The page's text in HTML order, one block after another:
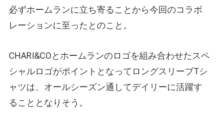
必ずホームランに立ち寄ることから今回のコラボ
レーションに至ったとのこと。
CHARI&COとホームランのロゴを組み合わせたスペ
シャルロゴがポイントとなってロングスリーブTシ
ャツは、オールシーズン通してデイリーに活躍す
ることとなりそう。